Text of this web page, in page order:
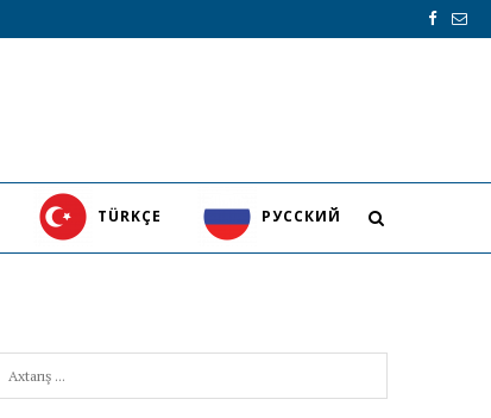
TÜRKÇE PУССКИЙ